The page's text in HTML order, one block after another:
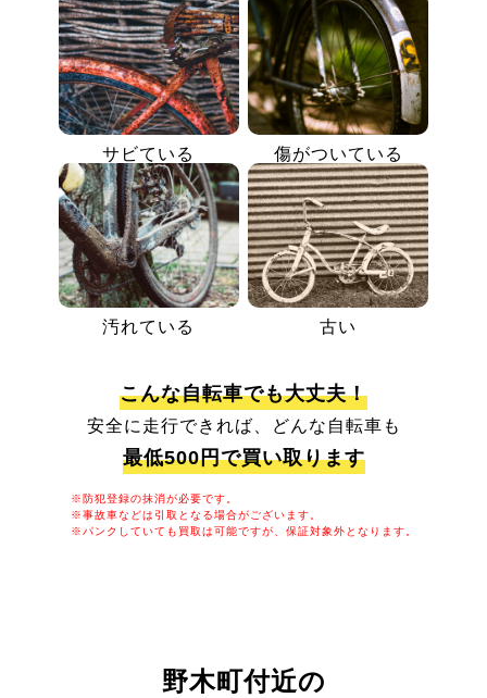
サビている 傷がついている
汚れている 古い
こんな自転車でも大丈夫！
安全に走行できれば、どんな自転車も
最低500円で買い取ります
※防犯登録の抹消が必要です。
※事故車などは引取となる場合がございます。
※パンクしていても買取は可能ですが、保証対象外となります。
野木町付近の